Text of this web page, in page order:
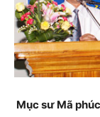
Mục sư Mã